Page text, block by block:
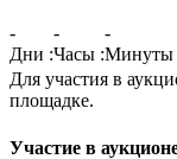
-
Дни :
-
Часы :
-
Минуты
Для участия в
площадке.
Участие в